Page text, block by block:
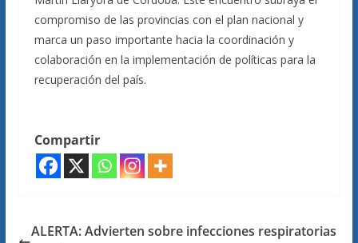
compromiso de las provincias con el plan nacional y
marca un paso importante hacia la coordinación y
colaboración en la implementación de políticas para la
recuperación del país.
Compartir
ALERTA: Advierten sobre infecciones respiratorias